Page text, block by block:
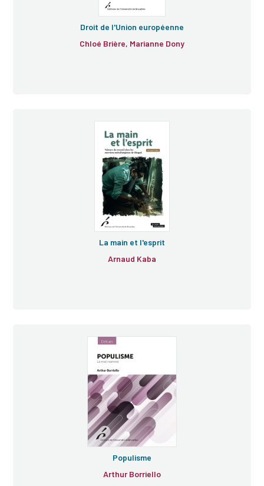
Droit de l'Union européenne
Chloé Brière, Marianne Dony
La main et l'esprit
Arnaud Kaba
Populisme
Arthur Borriello